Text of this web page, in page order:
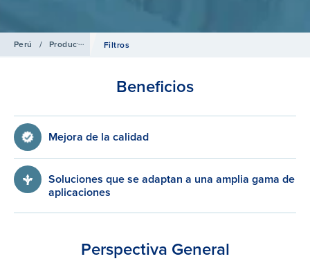
Perú / Productos Aire Comprimido
Filtros
Beneficios
Mejora de la calidad
Soluciones que se adaptan a una amplia gama de
aplicaciones
Perspectiva General